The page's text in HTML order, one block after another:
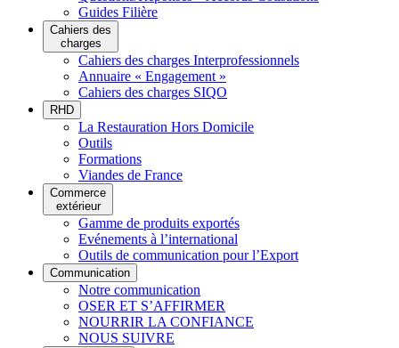
Guides Filière
Cahiers des
charges
Cahiers des charges Interprofessionnels
Annuaire « Engagement »
Cahiers des charges SIQO
RHD
La Restauration Hors Domicile
Outils
Formations
Viandes de France
Commerce
extérieur
Gamme de produits exportés
Evénements à l’international
Outils de communication pour l’Export
Communication
Notre communication
OSER ET S’AFFIRMER
NOURRIR LA CONFIANCE
NOUS SUIVRE